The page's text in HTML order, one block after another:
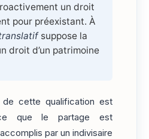
un droit
pour préexistant. À
suppose la
droit d’un patrimoine
cette qualification est
que le partage est
par un indivisaire